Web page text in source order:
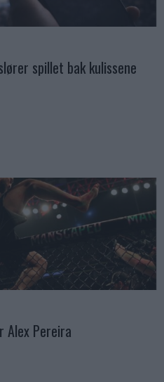
spillet bak kulissene
Alex Pereira